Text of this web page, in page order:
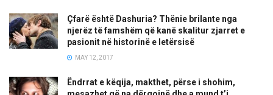
Çfarë është Dashuria? Thënie brilante nga
njerëz të famshëm që kanë skalitur zjarret e
pasionit në historinë e letërsisë
MAY 12, 2017
Ëndrrat e këqija, makthet, përse i shohim,